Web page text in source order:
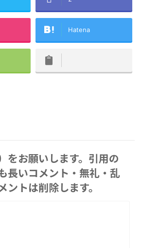
Hatena
をお願いします。引用の
長いコメント・無礼・乱
ントは削除します。